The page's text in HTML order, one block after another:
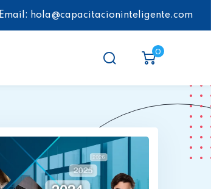
Email: hola@capacitacioninteligente.com
0